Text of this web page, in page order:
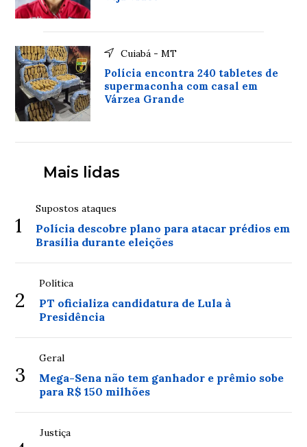
Cuiabá - MT
Polícia encontra 240 tabletes de
supermaconha com casal em
Várzea Grande
Mais lidas
1
Supostos ataques
Polícia descobre plano para atacar prédios em
Brasília durante eleições
2
Política
PT oficializa candidatura de Lula à
Presidência
3
Geral
Mega-Sena não tem ganhador e prêmio sobe
para R$ 150 milhões
Justiça